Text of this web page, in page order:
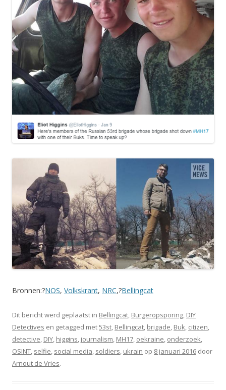
Bronnen:?NOS, Volkskrant, NRC,?Bellingcat
Dit bericht werd geplaatst in Bellingcat, Burgeropsporing, DIY
Detectives en getagged met53st, Bellingcat, brigade, Buk, citizen,
detective, DIY, higgins, journalism, MH17, oekraine, onderzoek,
OSINT, selfie, social media, soldiers, ukrain op 8 januari 2016 door
Arnout de Vries.